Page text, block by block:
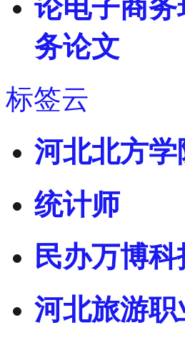
论电子商
务论文
标签云
河北北方学
统计师
民办万博
河北旅游职